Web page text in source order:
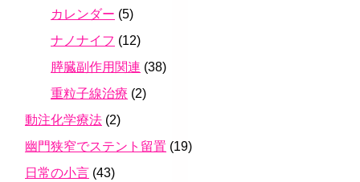
カレンダー (5)
ナノナイフ (12)
膵臓副作用関連 (38)
重粒子線治療 (2)
動注化学療法 (2)
幽門狭窄でステント留置 (19)
日常の小言 (43)